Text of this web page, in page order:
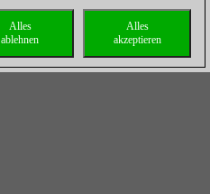
droht matt, Weiß setzt matt
- können Sie die ganze
Variante im Kopf
berechnen?
Alles
akzeptieren
Alles
ablehnen